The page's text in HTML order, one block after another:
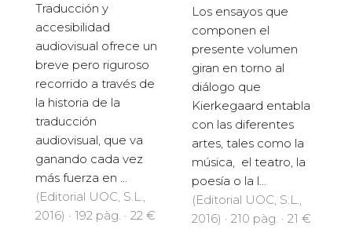
Traducción y
accesibilidad
audiovisual ofrece un
breve pero riguroso
recorrido a través de
la historia de la
traducción
audiovisual, que va
ganando cada vez
más fuerza en ...
(Editorial UOC, S.L.,
2016) · 192 pàg. · 22 €
Los ensayos que
componen el
presente volumen
giran en torno al
diálogo que
Kierkegaard entabla
con las diferentes
artes, tales como la
música, el teatro, la
poesía o la l...
(Editorial UOC, S.L.,
2016) · 210 pàg. · 21 €